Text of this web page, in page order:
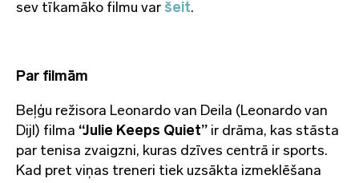
sev tīkamāko filmu var šeit.
Par filmām
Beļģu režisora Leonardo van Deila (Leonardo van
Dijl) filma “Julie Keeps Quiet” ir drāma, kas stāsta
par tenisa zvaigzni, kuras dzīves centrā ir sports.
Kad pret viņas treneri tiek uzsākta izmeklēšana